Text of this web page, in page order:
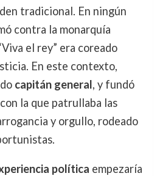
tradicional. En ningún
contra la monarquía
el rey” era coreado
En este contexto,
capitán general, y fundó
la que patrullaba las
y orgullo, rodeado
política empezaría